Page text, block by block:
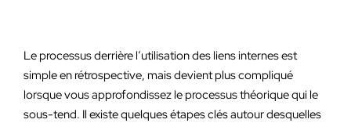
Le processus derrière l’utilisation des liens internes est
simple en rétrospective, mais devient plus compliqué
lorsque vous approfondissez le processus théorique qui le
sous-tend. Il existe quelques étapes clés autour desquelles